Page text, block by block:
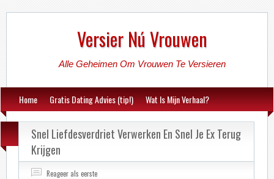
Versier Nú Vrouwen
Alle Geheimen Om Vrouwen Te Versieren
Home Gratis Dating Advies (tip!) Wat Is Mijn Verhaal?
Snel Liefdesverdriet Verwerken En Snel Je Ex Terug
Krijgen
Reageer als eerste